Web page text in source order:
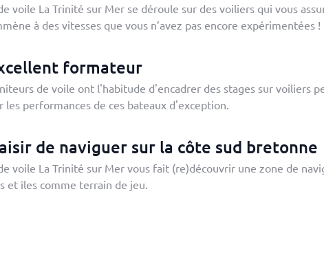
voile La Trinité sur Mer se déroule sur des voiliers qui vous
à des vitesses que vous n’avez pas encore expérimentées !
formateur
de voile ont l'habitude d'encadrer des stages sur voiliers
les performances de ces bateaux d'exception.
de naviguer sur la côte sud bretonne
voile La Trinité sur Mer vous fait (re)découvrir une zone de
et îles comme terrain de jeu.